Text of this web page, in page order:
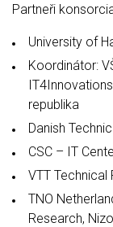
Partneři
University of
Koordinátor:
republika
Danish
CSC – IT
VTT Technical
TNO
Research,